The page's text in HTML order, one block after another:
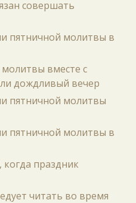
совершать
пятничной молитвы в
молитвы вместе с
дождливый вечер
пятничной молитвы
пятничной молитвы в
когда праздник
читать во время